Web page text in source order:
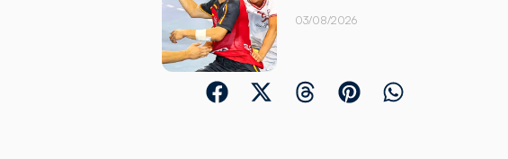
03/08/2026